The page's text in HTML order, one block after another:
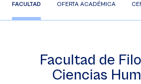
FACULTAD OFERTA ACADÉMICA
Facultad de
Ciencias